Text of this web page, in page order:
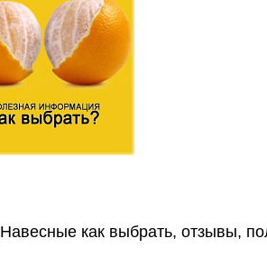
Навесные как выбрать, отзывы,